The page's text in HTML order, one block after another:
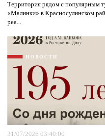
Территория рядом с популярным
«Малинки» в Красносулинском
реа...
НОВОСТИ
31/07/2026 03:40:00